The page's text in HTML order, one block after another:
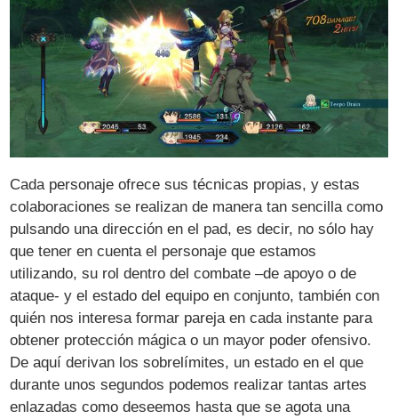
Cada personaje ofrece sus técnicas propias, y estas
colaboraciones se realizan de manera tan sencilla como
pulsando una dirección en el pad, es decir, no sólo hay
que tener en cuenta el personaje que estamos
utilizando, su rol dentro del combate –de apoyo o de
ataque- y el estado del equipo en conjunto, también con
quién nos interesa formar pareja en cada instante para
obtener protección mágica o un mayor poder ofensivo.
De aquí derivan los sobrelímites, un estado en el que
durante unos segundos podemos realizar tantas artes
enlazadas como deseemos hasta que se agota una